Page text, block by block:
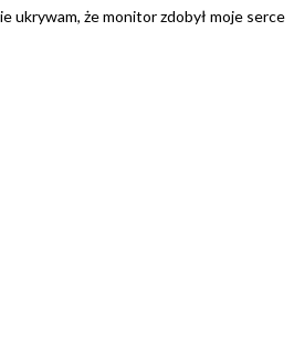
ukrywam, że monitor zdobył moje serce